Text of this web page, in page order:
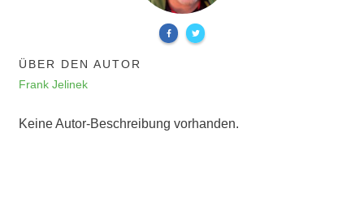
ÜBER DEN AUTOR
Frank Jelinek
Keine Autor-Beschreibung vorhanden.